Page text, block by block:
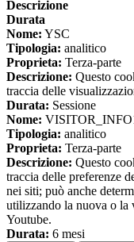
Descrizione
Durata
Nome: YSC
Tipologia: analitico
Proprieta: Terza-parte
Descrizione: Questo
traccia delle
Durata: Sessione
Nome:
Tipologia: analitico
Proprieta: Terza-parte
Descrizione: Questo
traccia delle preferenze
nei siti; può anche
utilizzando la nuova o la
Youtube.
Durata: 6 mesi